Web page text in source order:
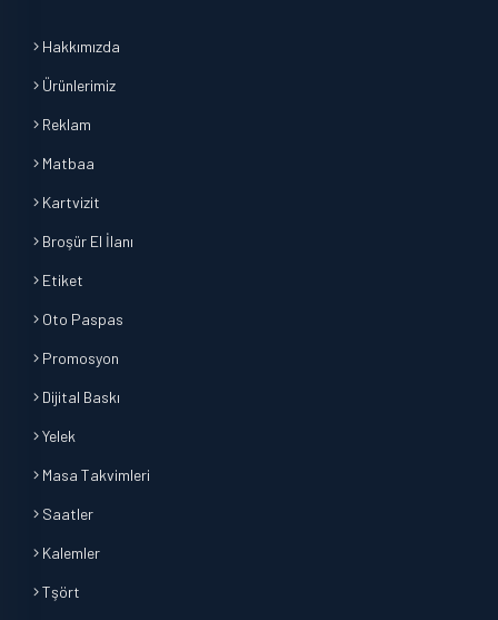
Hakkımızda
Ürünlerimiz
Reklam
Matbaa
Kartvizit
Broşür El İlanı
Etiket
Oto Paspas
Promosyon
Dijital Baskı
Yelek
Masa Takvimleri
Saatler
Kalemler
Tşört